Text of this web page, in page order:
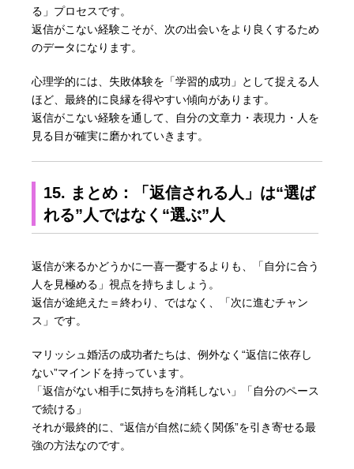
る」プロセスです。
返信がこない経験こそが、次の出会いをより良くするため
のデータになります。
心理学的には、失敗体験を「学習的成功」として捉える人
ほど、最終的に良縁を得やすい傾向があります。
返信がこない経験を通して、自分の文章力・表現力・人を
見る目が確実に磨かれていきます。
15. まとめ：「返信される人」は“選ば
れる”人ではなく“選ぶ”人
返信が来るかどうかに一喜一憂するよりも、「自分に合う
人を見極める」視点を持ちましょう。
返信が途絶えた＝終わり、ではなく、「次に進むチャン
ス」です。
マリッシュ婚活の成功者たちは、例外なく“返信に依存し
ない”マインドを持っています。
「返信がない相手に気持ちを消耗しない」「自分のペース
で続ける」
それが最終的に、“返信が自然に続く関係”を引き寄せる最
強の方法なのです。